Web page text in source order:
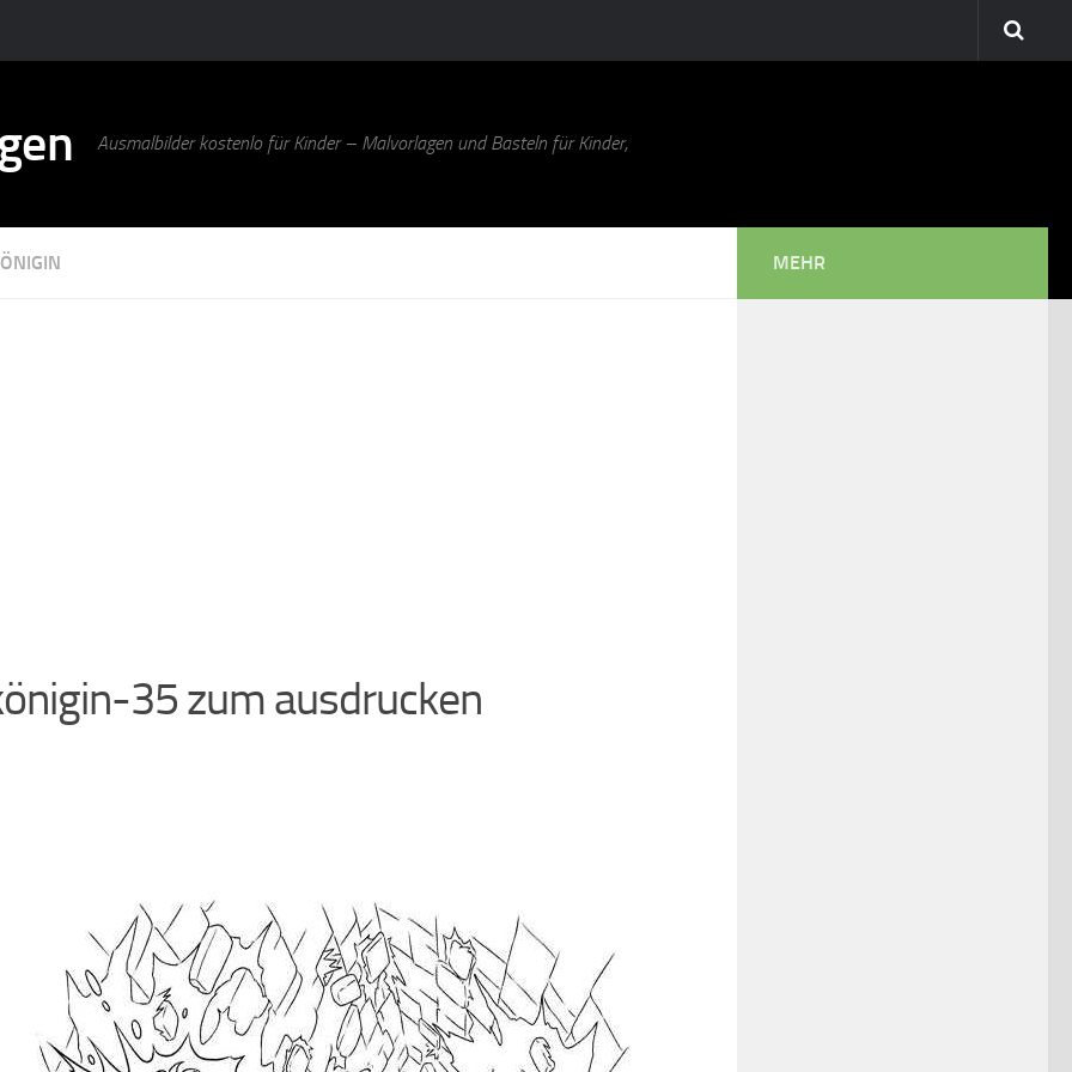
Ausmalbilder kostenlo für Kinder – Malvorlagen und Basteln für Kinder,
35 zum ausdrucken
MEHR